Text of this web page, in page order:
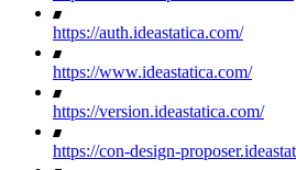
https://auth.ideastatica.com/
https://www.ideastatica.com/
https://version.ideastatica.com/
https://con-design-